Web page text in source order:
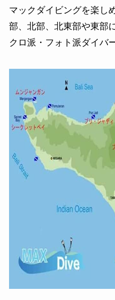
マックダイビングを楽し
部、北部、北東部や東部
クロ派・フォト派ダイバ